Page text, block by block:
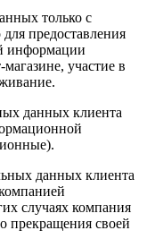
только с
предоставления
информации
участие в
данных клиента
данных клиента
случаях компания
прекращения своей